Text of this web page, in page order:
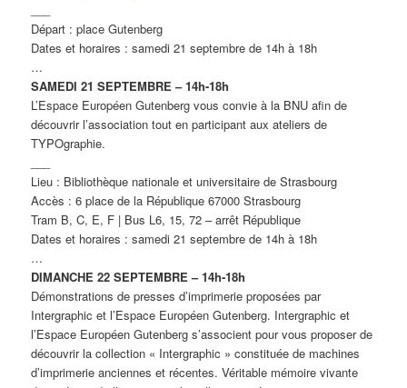
Départ : place Gutenberg
Dates et horaires : samedi 21 septembre de 14h à 18h
…
SAMEDI 21 SEPTEMBRE – 14h-18h
L’Espace Européen Gutenberg vous convie à la BNU afin de
découvrir l’association tout en participant aux ateliers de
TYPOgraphie.
Lieu : Bibliothèque nationale et universitaire de Strasbourg
Accès : 6 place de la République 67000 Strasbourg
Tram B, C, E, F | Bus L6, 15, 72 – arrêt République
Dates et horaires : samedi 21 septembre de 14h à 18h
…
DIMANCHE 22 SEPTEMBRE – 14h-18h
Démonstrations de presses d’imprimerie proposées par
Intergraphic et l’Espace Européen Gutenberg. Intergraphic et
l’Espace Européen Gutenberg s’associent pour vous proposer de
découvrir la collection « Intergraphic » constituée de machines
d’imprimerie anciennes et récentes. Véritable mémoire vivante